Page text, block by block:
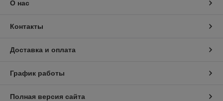
О нас
Контакты
Доставка и оплата
График работы
Полная версия сайта